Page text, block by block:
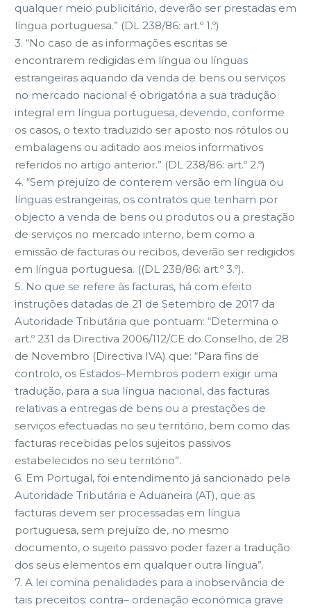
qualquer meio publicitário, deverão ser prestadas em
língua portuguesa.” (DL 238/86: art.º 1.º)
3. “No caso de as informações escritas se
encontrarem redigidas em língua ou línguas
estrangeiras aquando da venda de bens ou serviços
no mercado nacional é obrigatória a sua tradução
integral em língua portuguesa, devendo, conforme
os casos, o texto traduzido ser aposto nos rótulos ou
embalagens ou aditado aos meios informativos
referidos no artigo anterior.” (DL 238/86: art.º 2.º)
4. “Sem prejuízo de conterem versão em língua ou
línguas estrangeiras, os contratos que tenham por
objecto a venda de bens ou produtos ou a prestação
de serviços no mercado interno, bem como a
emissão de facturas ou recibos, deverão ser redigidos
em língua portuguesa. ((DL 238/86: art.º 3.º).
5. No que se refere às facturas, há com efeito
instruções datadas de 21 de Setembro de 2017 da
Autoridade Tributária que pontuam: “Determina o
art.º 231 da Directiva 2006/112/CE do Conselho, de 28
de Novembro (Directiva IVA) que: “Para fins de
controlo, os Estados–Membros podem exigir uma
tradução, para a sua língua nacional, das facturas
relativas a entregas de bens ou a prestações de
serviços efectuadas no seu território, bem como das
facturas recebidas pelos sujeitos passivos
estabelecidos no seu território”.
6. Em Portugal, foi entendimento já sancionado pela
Autoridade Tributária e Aduaneira (AT), que as
facturas devem ser processadas em língua
portuguesa, sem prejuízo de, no mesmo
documento, o sujeito passivo poder fazer a tradução
dos seus elementos em qualquer outra língua”.
7. A lei comina penalidades para a inobservância de
tais preceitos: contra– ordenação económica grave